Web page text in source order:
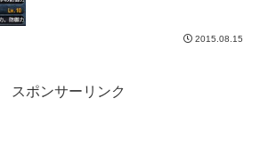
2015.08.15
スポンサーリンク